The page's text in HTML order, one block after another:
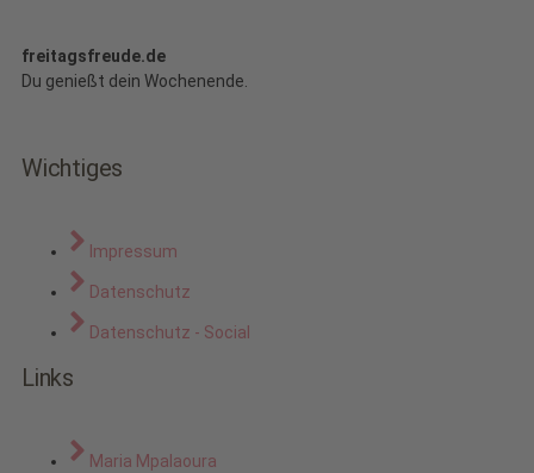
freitagsfreude.de
Du genießt dein Wochenende.
Wichtiges
Impressum
Datenschutz
Datenschutz - Social
Links
Maria Mpalaoura